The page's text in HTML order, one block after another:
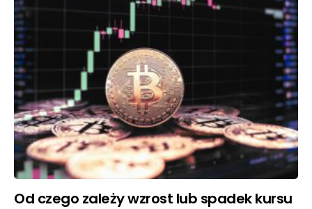
Od czego zależy wzrost lub spadek kursu